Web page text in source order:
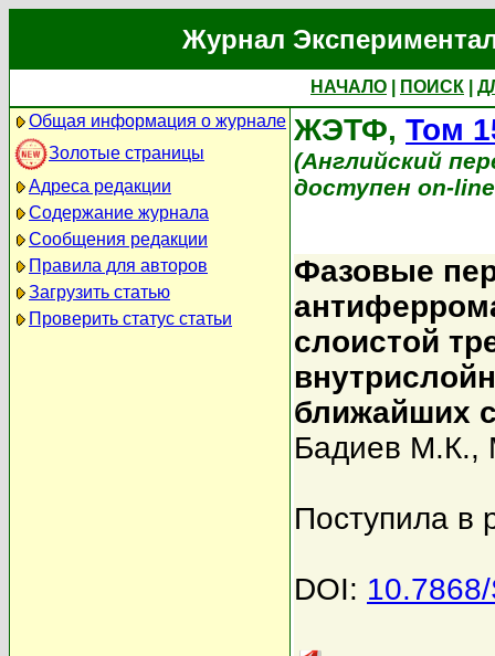
Журнал
НАЧАЛО ПОИСК
Общая информация о журнале
Золотые страницы
Адреса редакции
Содержание журнала
Сообщения редакции
Правила для авторов
Загрузить статью
Проверить статус статьи
ЖЭТФ, Том
(Английский
доступен on-
Фазовые
слоистой
ближайших
Бадиев М.К.,
Поступила в
DOI: